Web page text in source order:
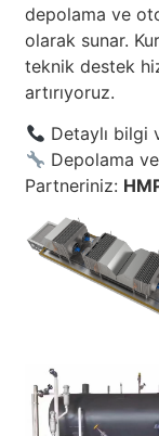
depolama ve
olarak sunar.
teknik destek
artırıyoruz.
Detaylı bilgi
Depolama
Partneriniz: